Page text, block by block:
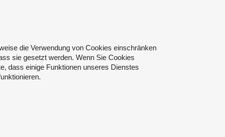
die Verwendung von Cookies einschränken
sie gesetzt werden. Wenn Sie Cookies
dass einige Funktionen unseres Dienstes